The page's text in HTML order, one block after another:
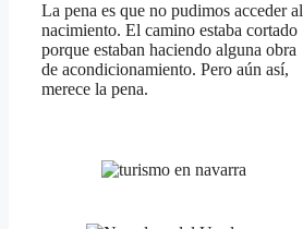
La pena es que no pudimos acceder al
nacimiento. El camino estaba cortado
porque estaban haciendo alguna obra
de acondicionamiento. Pero aún así,
merece la pena.